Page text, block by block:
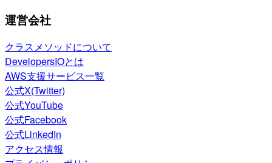
運営会社
クラスメソッドについて
DevelopersIOとは
AWS支援サービス一覧
公式X(Twitter)
公式YouTube
公式Facebook
公式LinkedIn
アクセス情報